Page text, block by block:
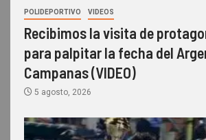
POLIDEPORTIVO VIDEOS
Recibimos la visita de
para palpitar la fecha del
Campanas (VIDEO)
5 agosto, 2026